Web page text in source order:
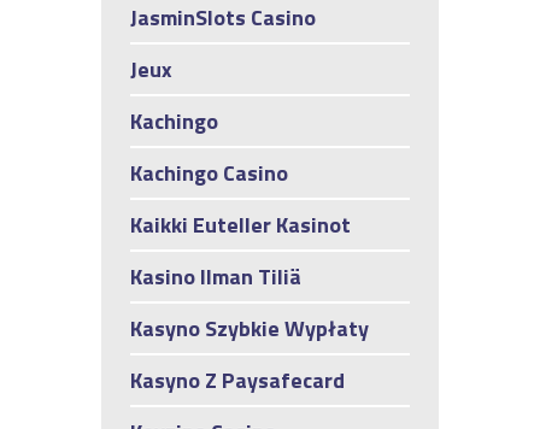
JasminSlots Casino
Jeux
Kachingo
Kachingo Casino
Kaikki Euteller Kasinot
Kasino Ilman Tiliä
Kasyno Szybkie Wypłaty
Kasyno Z Paysafecard